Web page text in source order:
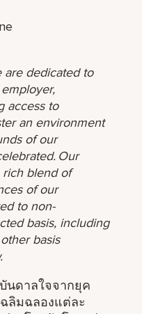
are dedicated to
access to
an environment
of our
Our
blend of
of our
to non-
basis, including
basis
นดาลใจจากยุค
ลิมฉลองแต่ละ